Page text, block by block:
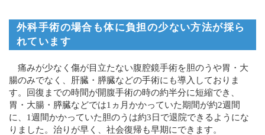
外科手術の場合も体に負担の少ない方法が採ら
れています
痛みが少なく傷が目立たない腹腔鏡手術を胆のうや胃・大
腸のみでなく、肝臓・膵臓などの手術にも導入しておりま
す。回復までの時間が開腹手術の時の約半分に短縮でき、
胃・大腸・膵臓などでは1ヵ月かかっていた期間が約2週間
に、1週間かかっていた胆のうは約3日で退院できるようにな
りました。治りが早く、社会復帰も早期にできます。